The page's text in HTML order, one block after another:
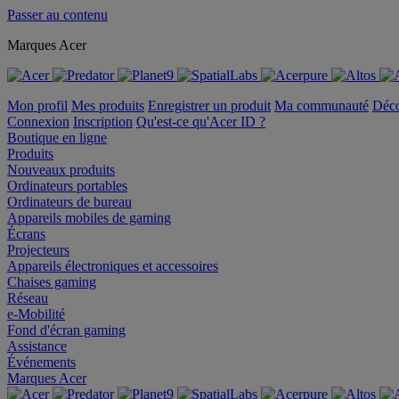
Passer au contenu
Marques Acer
Mon profil Mes produits Enregistrer un produit Ma communauté
Connexion Inscription Qu'est-ce qu'Acer ID ?
Boutique en ligne
Produits
Nouveaux produits
Ordinateurs portables
Ordinateurs de bureau
Appareils mobiles de gaming
Écrans
Projecteurs
Appareils électroniques et accessoires
Chaises gaming
Réseau
e-Mobilité
Fond d'écran gaming
Assistance
Événements
Marques Acer